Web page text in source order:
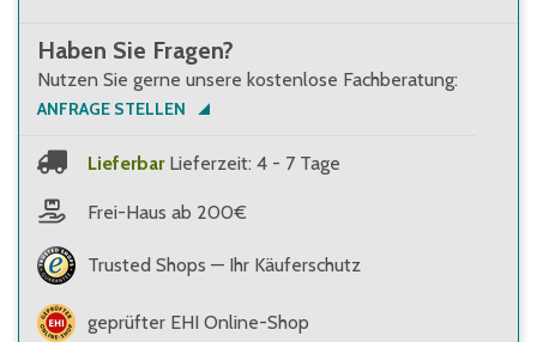
Haben Sie Fragen?
Nutzen Sie gerne unsere kostenlose Fachberatung:
ANFRAGE STELLEN
Lieferbar Lieferzeit: 4 - 7 Tage
Frei-Haus ab 200€
Trusted Shops — Ihr Käuferschutz
geprüfter EHI Online-Shop